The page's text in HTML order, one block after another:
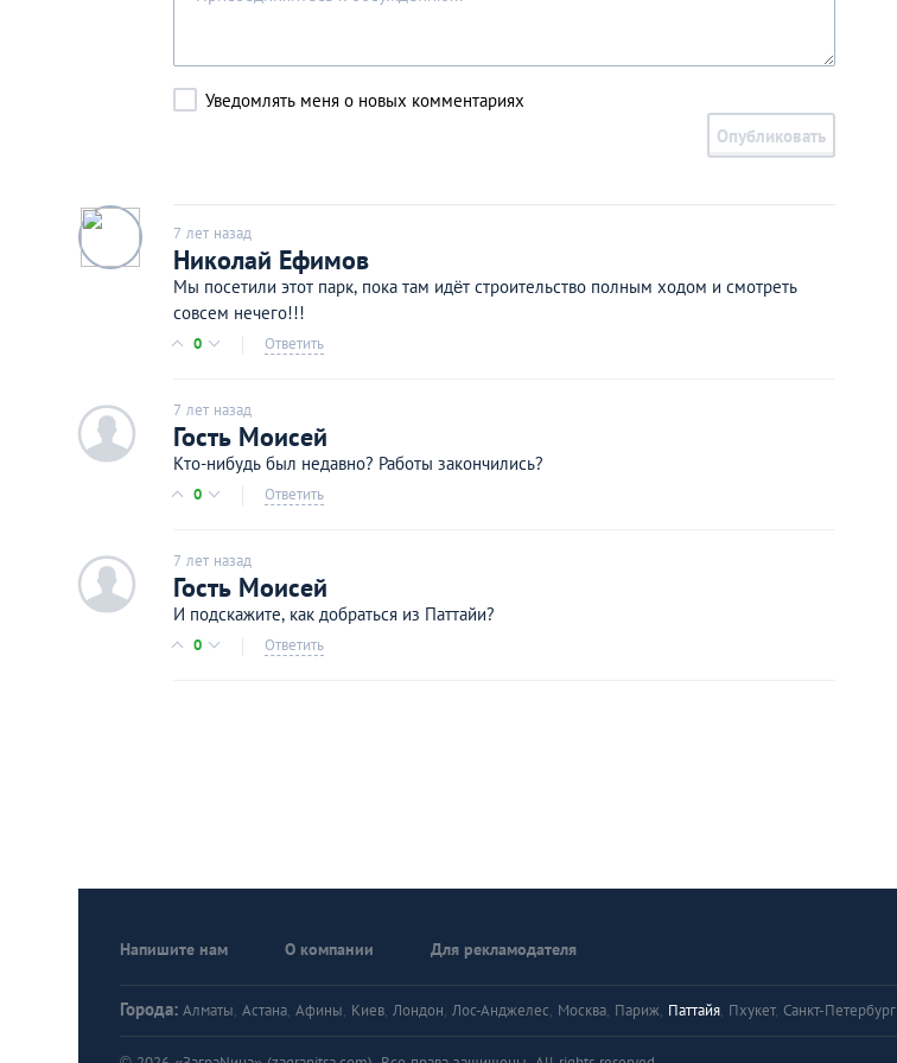
Уведомлять меня о новых комментариях
Опубликовать
7 лет назад
Николай Ефимов
Мы посетили этот парк, пока там идёт строительство полным ходом и смотреть
совсем нечего!!!
0 Ответить
c 7 лет назад
Гость Моисей
Кто-нибудь был недавно? Работы закончились?
0 Ответить
c 7 лет назад
Гость Моисей
И подскажите, как добраться из Паттайи?
0 Ответить
Напишите нам О компании Для рекламодателя
Города: Алматы, Астана, Афины, Киев, Лондон, Лос-Анджелес, Москва, Париж, Паттайя, Пхукет, Санкт-Петербург